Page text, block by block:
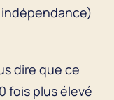
dire que ce
fois plus élevé